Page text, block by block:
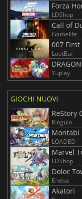
Forza
LDShop
Call of
Gamelife
007
LootBar
Yuplay
GIOCHI NUOVI
ReStory
Kinguin
Montabi
LOADED
Marvel
LDShop
Doloc
Eneba
Akatori